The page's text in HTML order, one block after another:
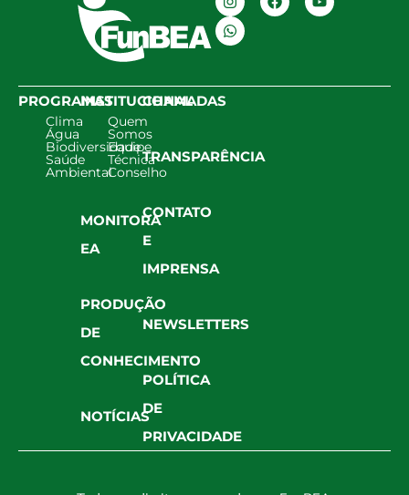
PROGRAMAS
Clima
Água
Biodiversidade
Saúde
Ambiental
INSTITUCIONAL
Quem
Somos
Equipe
Técnica
Conselho
MONITORA
EA
PRODUÇÃO
DE
CONHECIMENTO
NOTÍCIAS
CHAMADAS
TRANSPARÊNCIA
CONTATO
E
IMPRENSA
NEWSLETTERS
POLÍTICA
DE
PRIVACIDADE